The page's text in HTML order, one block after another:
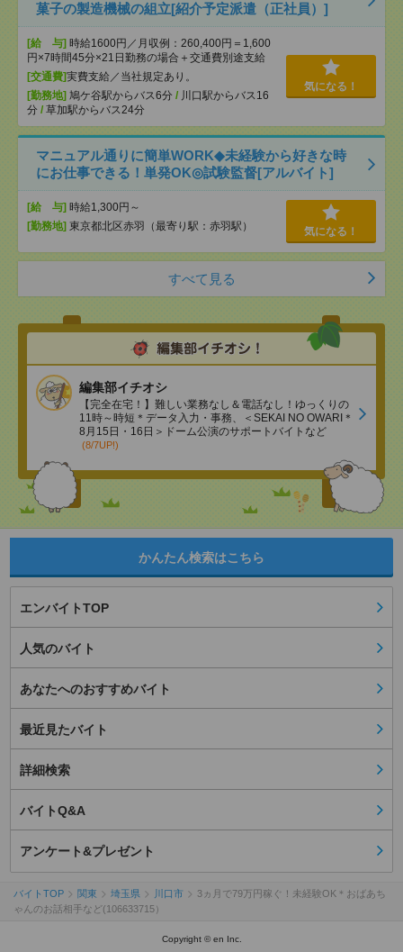
菓子の製造機械の組立[紹介予定派遣（正社員）]
[給 与] 時給1600円／月収例：260,400円＝1,600
円×7時間45分×21日勤務の場合＋交通費別途支給
[交通費]実費支給／当社規定あり。
[勤務地] 鳩ケ谷駅からバス6分 / 川口駅からバス16
分 / 草加駅からバス24分
気になる！
マニュアル通りに簡単WORK◆未経験から好きな時
にお仕事できる！単発OK◎試験監督[アルバイト]
[給 与] 時給1,300円～
[勤務地] 東京都北区赤羽（最寄り駅：赤羽駅） 気になる！
すべて見る
編集部イチオシ
【完全在宅！】難しい業務なし＆電話なし！ゆっくりの
11時～時短＊データ入力・事務、＜SEKAI NO OWARI＊
8月15日・16日＞ドーム公演のサポートバイトなど
(8/7UP!)
かんたん検索はこちら
エンバイトTOP
人気のバイト
あなたへのおすすめバイト
最近見たバイト
詳細検索
バイトQ&A
アンケート&プレゼント
バイトTOP 関東 埼玉県 川口市
3ヵ月で79万円稼ぐ！未経験OK＊おばあち
ゃんのお話相手など(106633715）
Copyright © en Inc.